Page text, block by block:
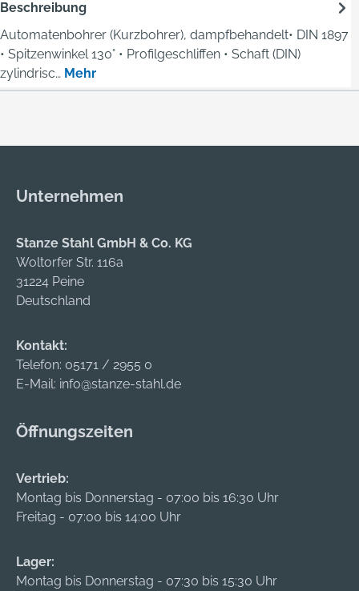
Beschreibung
Automatenbohrer (Kurzbohrer), dampfbehandelt• DIN 1897
• Spitzenwinkel 130° • Profilgeschliffen • Schaft (DIN)
zylindrisc… Mehr
Unternehmen
Stanze Stahl GmbH & Co. KG
Woltorfer Str. 116a
31224 Peine
Deutschland
Kontakt:
Telefon: 05171 / 2955 0
E-Mail: info@stanze-stahl.de
Öffnungszeiten
Vertrieb:
Montag bis Donnerstag - 07:00 bis 16:30 Uhr
Freitag - 07:00 bis 14:00 Uhr
Lager:
Montag bis Donnerstag - 07:30 bis 15:30 Uhr